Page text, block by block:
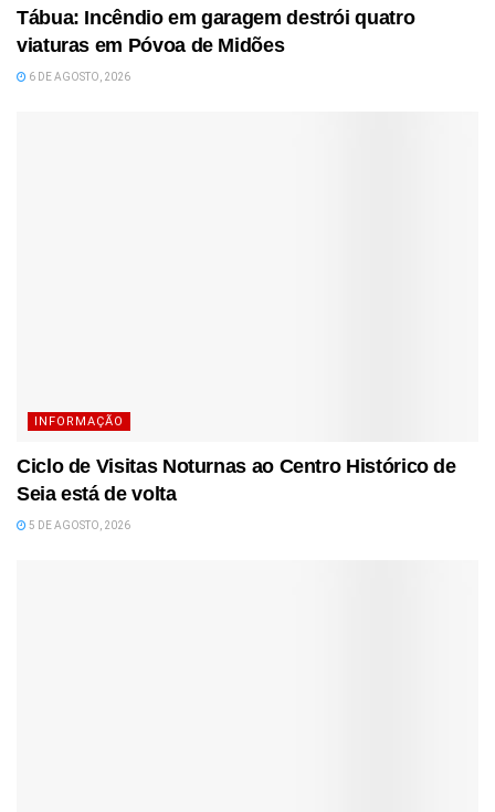
Tábua: Incêndio em garagem destrói quatro
viaturas em Póvoa de Midões
6 DE AGOSTO, 2026
INFORMAÇÃO
Ciclo de Visitas Noturnas ao Centro Histórico de
Seia está de volta
5 DE AGOSTO, 2026